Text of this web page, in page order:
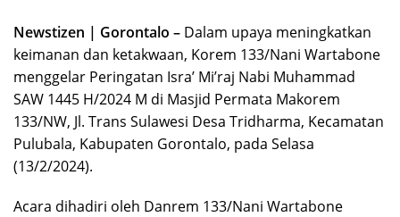
Newstizen | Gorontalo – Dalam upaya meningkatkan
keimanan dan ketakwaan, Korem 133/Nani Wartabone
menggelar Peringatan Isra’ Mi’raj Nabi Muhammad
SAW 1445 H/2024 M di Masjid Permata Makorem
133/NW, Jl. Trans Sulawesi Desa Tridharma, Kecamatan
Pulubala, Kabupaten Gorontalo, pada Selasa
(13/2/2024).
Acara dihadiri oleh Danrem 133/Nani Wartabone